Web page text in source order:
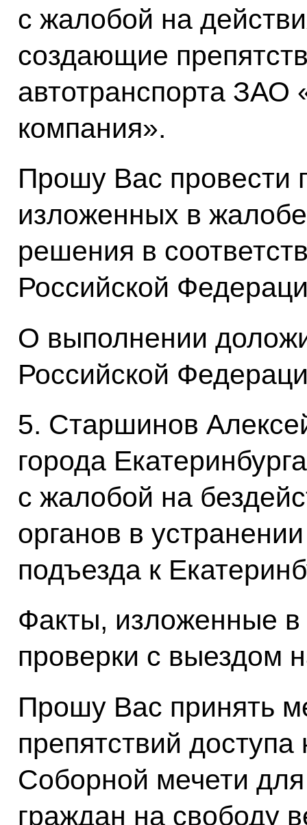
с жалобой на
создающие
автотранспорта ЗАО
компания».
Прошу Вас провести
изложенных в
решения в
Российской
О выполнении
Российской
5. Старшинов
города
с жалобой на
органов в
подъезда к
Факты, изложенные
проверки с выездом
Прошу Вас принять
препятствий доступа
Соборной мечети
граждан на свободу